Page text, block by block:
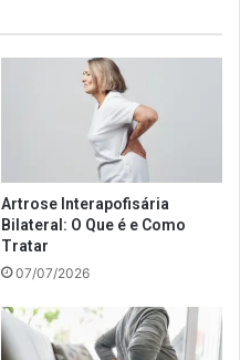
Artrose Interapofisária
Bilateral: O Que é e Como
Tratar
07/07/2026